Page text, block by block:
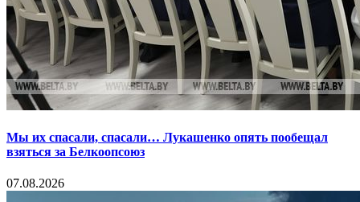
Мы их спасали, спасали… Лукашенко опять пообещал
взяться за Белкоопсоюз
07.08.2026